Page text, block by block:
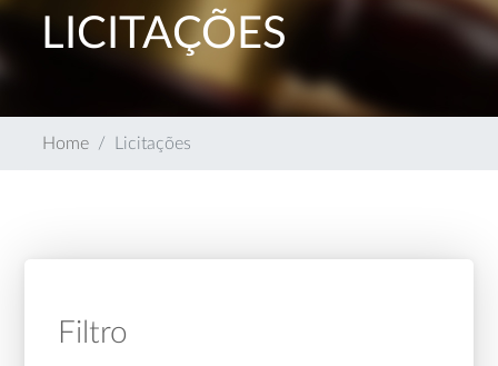
LICITAÇÕES
Home Licitações
Filtro